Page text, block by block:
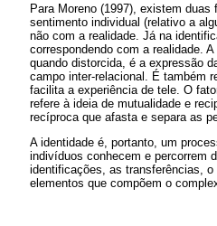
Para Moreno (1997), existem
sentimento individual (relativo a
não com a realidade. Já na
correspondendo com a realidade.
quando distorcida, é a expressão
campo inter-relacional. É também
facilita a experiência de tele. O
refere à ideia de mutualidade e
recíproca que afasta e separa as
A identidade é, portanto, um
indivíduos conhecem e percorrem
identificações, as transferências,
elementos que compõem o